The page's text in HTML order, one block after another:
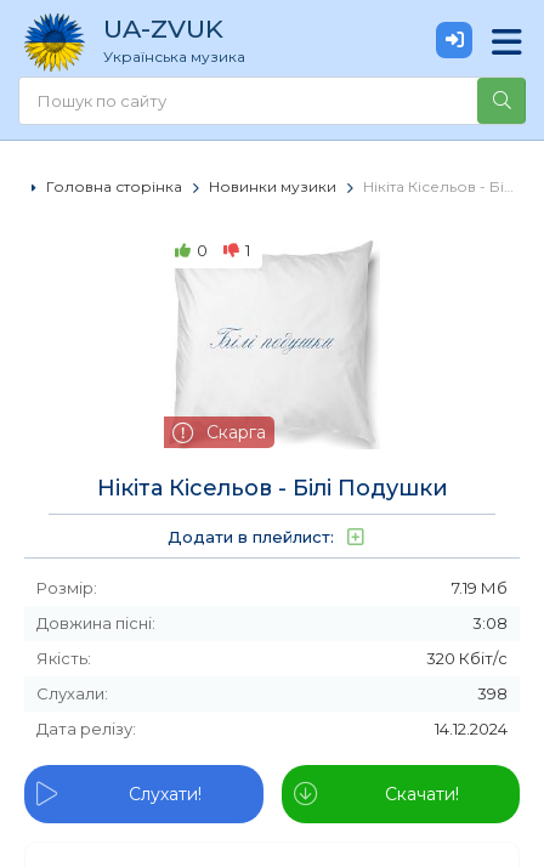
UA-ZVUK
Українська музика
Головна сторінка Новинки музики Нікіта Кісельов - Білі Подушки
0 1
Скарга
Нікіта Кісельов - Білі Подушки
Додати в плейлист:
Розмір:
7.19 Мб
Довжина пісні:
3:08
Якість:
320 Кбіт/с
Слухали:
398
Дата релізу:
14.12.2024
Слухати! Скачати!